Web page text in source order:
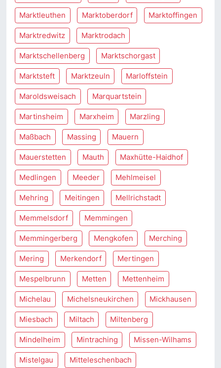
Marktleuthen Marktoberdorf Marktoffingen
Marktredwitz Marktrodach
Marktschellenberg Marktschorgast
Marktsteft Marktzeuln Marloffstein
Maroldsweisach Marquartstein
Martinsheim Marxheim Marzling
Maßbach Massing Mauern
Mauerstetten Mauth Maxhütte-Haidhof
Medlingen Meeder Mehlmeisel
Mehring Meitingen Mellrichstadt
Memmelsdorf Memmingen
Memmingerberg Mengkofen Merching
Mering Merkendorf Mertingen
Mespelbrunn Metten Mettenheim
Michelau Michelsneukirchen Mickhausen
Miesbach Miltach Miltenberg
Mindelheim Mintraching Missen-Wilhams
Mistelgau Mitteleschenbach